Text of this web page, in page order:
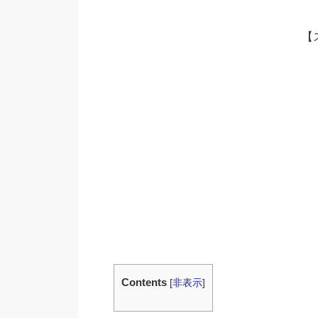
Contents [非表示]